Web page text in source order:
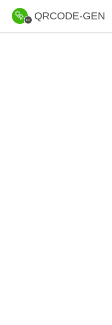
QRCODE-GEN